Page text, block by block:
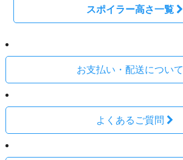
スポイラー高さ一覧
お支払い・配送について
よくあるご質問